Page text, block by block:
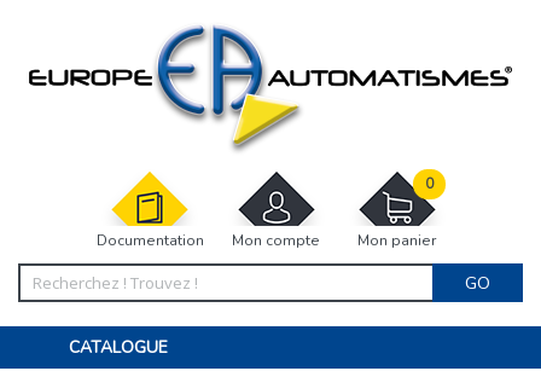
Documentation Mon compte Mon panier
0
GO
CATALOGUE